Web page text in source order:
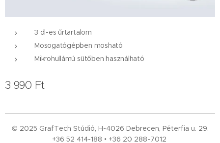
3 dl-es űrtartalom
Mosogatógépben mosható
Mikrohullámú sütőben használható
3 990 Ft
© 2025 GrafTech Stúdió, H-4026 Debrecen, Péterfia u. 29.
+36 52 414-188 • +36 20 288-7012